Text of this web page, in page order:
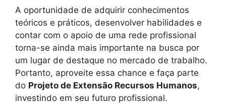
A oportunidade de adquirir conhecimentos
teóricos e práticos, desenvolver habilidades e
contar com o apoio de uma rede profissional
torna-se ainda mais importante na busca por
um lugar de destaque no mercado de trabalho.
Portanto, aproveite essa chance e faça parte
do Projeto de Extensão Recursos Humanos,
investindo em seu futuro profissional.